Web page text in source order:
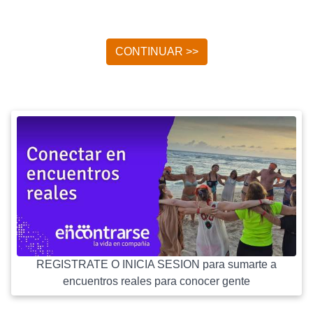
CONTINUAR >>
REGISTRATE O INICIA SESION para sumarte a
encuentros reales para conocer gente